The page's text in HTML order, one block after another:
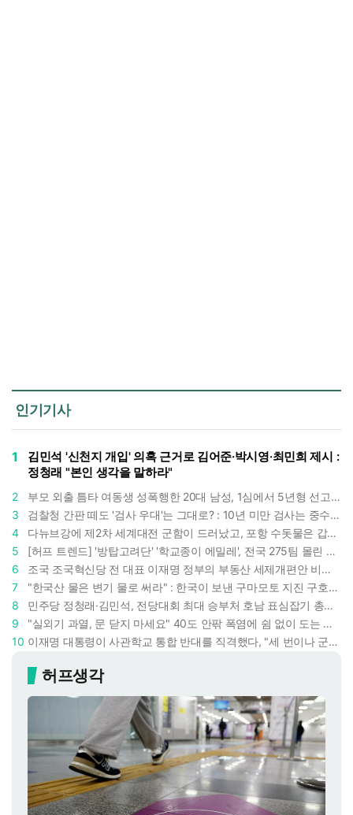
인기기사
1
김민석 '신천지 개입' 의혹 근거로 김어준·박시영·최민희 제시 :
정청래 "본인 생각을 말하라"
2
부모 외출 틈타 여동생 성폭행한 20대 남성, 1심에서 5년형 선고 : 친족 간 '암수범죄'의 심각성
3
검찰청 간판 떼도 '검사 우대'는 그대로? : 10년 미만 검사는 중수청 4급 수사관으로 직행한다
4
다뉴브강에 제2차 세계대전 군함이 드러났고, 포항 수돗물은 갑자기 짜졌다 : 폭염·가뭄이 만든 낯선 풍경
5
[허프 트렌드] '방탑고려단' '학교종이 에밀레', 전국 275팀 몰린 2026년 국립중앙박물관 분장대회 : 숨은 실력자들 나온다
6
조국 조국혁신당 전 대표 이재명 정부의 부동산 세제개편안 비판했다 : '공공주택 대전환' 촉구
7
"한국산 물은 변기 물로 써라" : 한국이 보낸 구마모토 지진 구호품에 한 일본인이 보인 반응
8
민주당 정청래·김민석, 전당대회 최대 승부처 호남 표심잡기 총력 : 격차 10%p 안이냐, 밖이냐
9
"실외기 과열, 문 닫지 마세요" 40도 안팎 폭염에 쉼 없이 도는 에어컨 : 화재 위험 경고등!
10
이재명 대통령이 사관학교 통합 반대를 직격했다, "세 번이나 군사 쿠데타 했는데 압도적 지위"
허프생각